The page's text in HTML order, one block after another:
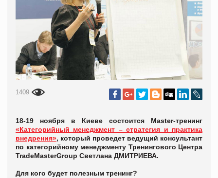
1409
18-19 ноября в Киеве состоится Master-тренинг
«Категорийный менеджмент – стратегия и практика
внедрения», который проведет ведущий консультант
по категорийному менеджменту Тренингового Центра
TradeMasterGroup Светлана ДМИТРИЕВА.
Для кого будет полезным тренинг?